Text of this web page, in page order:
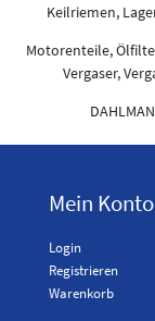
Keilriemen,
Motorenteile,
Vergaser,
Mein Konto
Login
Registrieren
Warenkorb